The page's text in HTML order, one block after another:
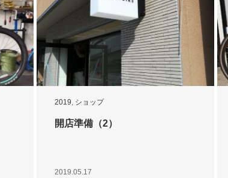
2019 ショップ
開店準備（2）
2019.05.17